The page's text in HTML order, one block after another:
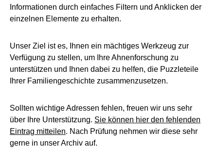
Informationen durch einfaches Filtern und Anklicken der
einzelnen Elemente zu erhalten.
Unser Ziel ist es, Ihnen ein mächtiges Werkzeug zur
Verfügung zu stellen, um Ihre Ahnenforschung zu
unterstützen und Ihnen dabei zu helfen, die Puzzleteile
Ihrer Familiengeschichte zusammenzusetzen.
Sollten wichtige Adressen fehlen, freuen wir uns sehr
über Ihre Unterstützung. Sie können hier den fehlenden
Eintrag mitteilen. Nach Prüfung nehmen wir diese sehr
gerne in unser Archiv auf.